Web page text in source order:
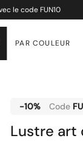
le code FUN10
PAR COULEUR
-10% Code
Lustre art